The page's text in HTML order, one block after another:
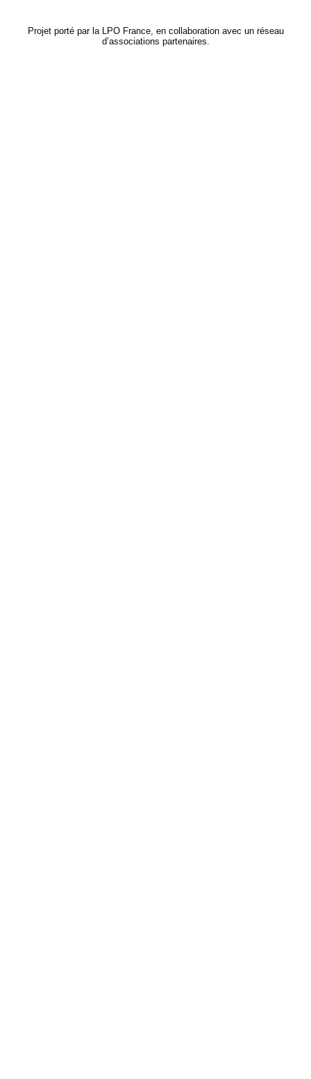
Projet porté par la LPO France, en collaboration avec un réseau
d’associations partenaires.